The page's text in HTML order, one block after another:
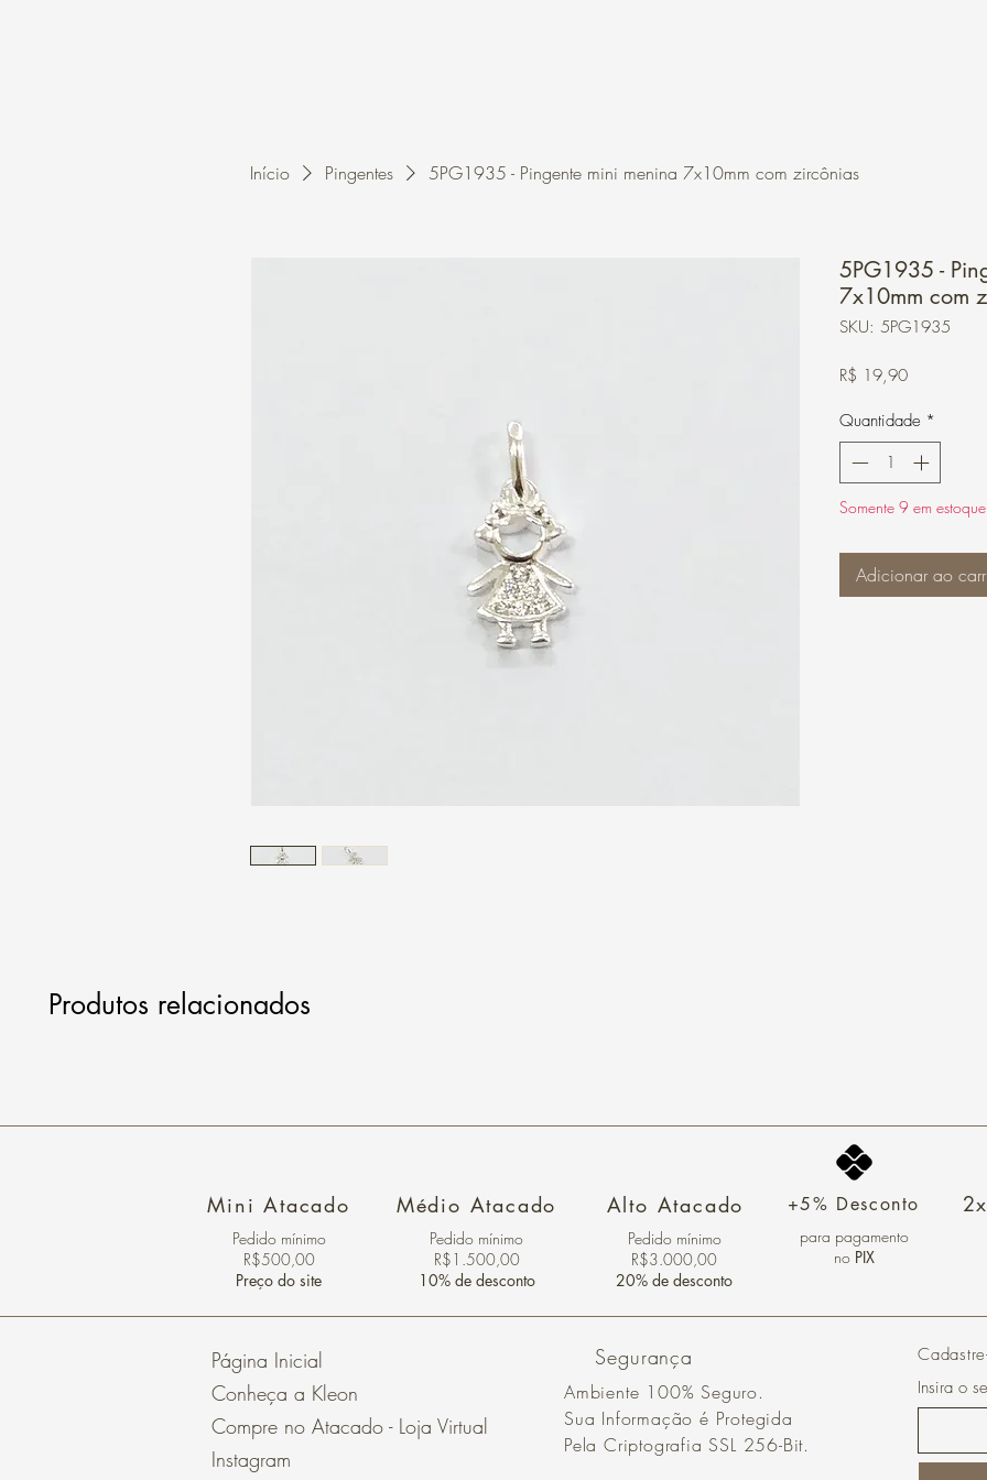
Início Pingentes 5PG1935 - Pingente mini menina 7x10mm com zircônias
5PG1935 -
7x10mm com
SKU: 5PG1935
R$ 19,90Preço
Quantidade *
Somente 9 em estoque
Adicionar ao
Produtos relacionados
Mini Atacado
Pedido ​mínimo
R$500,00
Preço do site
Médio Atacado
Pedido mínimo
R$1.500,00
10% de desconto
Alto Atacado
Pedido mínimo
R$3.000,00
20% de desconto
+5% Desconto
para pagamento
no PIX
Página Inicial
Conheça a Kleon
Compre no Atacado - Loja Virtual
Instagram
Segurança
Ambiente 100% Seguro.
Sua Informação é Protegida
Pela Criptografia SSL 256-Bit.
Insira o